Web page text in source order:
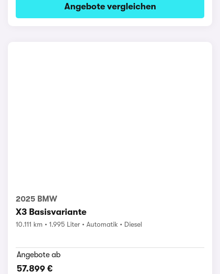
Angebote vergleichen
2025 BMW
X3 Basisvariante
10.111 km 1.995 Liter Automatik Diesel
Angebote ab
57.899 €